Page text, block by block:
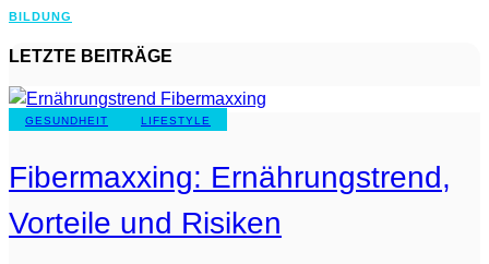
BILDUNG
LETZTE BEITRÄGE
GESUNDHEIT LIFESTYLE
Fibermaxxing: Ernährungstrend,
Vorteile und Risiken